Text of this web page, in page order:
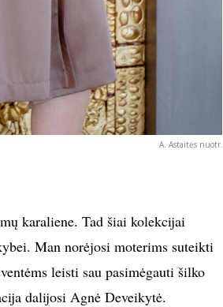
A. Astaitės nuotr.
karaliene. Tad šiai kolekcijai
Man norėjosi moterims suteikti
leisti sau pasimėgauti šilko
dalijosi Agnė Deveikytė.